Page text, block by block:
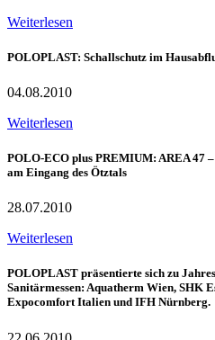
Weiterlesen
POLOPLAST: Schallschutz im
04.08.2010
Weiterlesen
POLO-ECO plus PREMIUM: AREA 47
am Eingang des Ötztals
28.07.2010
Weiterlesen
POLOPLAST präsentierte sich zu
Sanitärmessen: Aquatherm Wien, SHK
Expocomfort Italien und IFH Nürnberg.